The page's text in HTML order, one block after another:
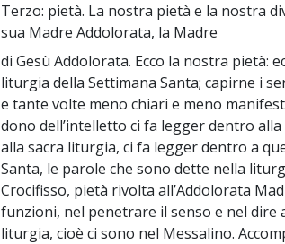
Terzo: pietà. La nostra pietà e la nostra
sua Madre Addolorata, la Madre
di Gesù Addolorata. Ecco la nostra pietà:
liturgia della Settimana Santa; capirne i
e tante volte meno chiari e meno
dono dell’intelletto ci fa legger dentro
alla sacra liturgia, ci fa legger dentro a
Santa, le parole che sono dette nella
Crocifisso, pietà rivolta all’Addolorata
funzioni, nel penetrare il senso e nel dire
liturgia, cioè ci sono nel Messalino.